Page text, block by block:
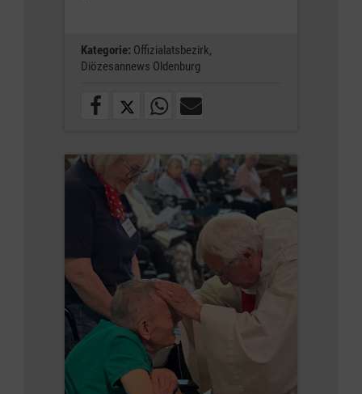
Kategorie: Offizialatsbezirk,
Diözesannews Oldenburg